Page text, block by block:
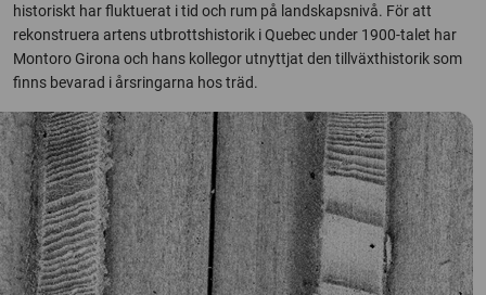
historiskt har fluktuerat i tid och rum på landskapsnivå. För att
rekonstruera artens utbrottshistorik i Quebec under 1900-talet har
Montoro Girona och hans kollegor utnyttjat den tillväxthistorik som
finns bevarad i årsringarna hos träd.